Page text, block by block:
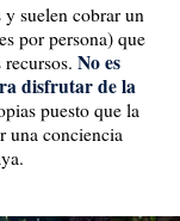
y suelen cobrar un
por persona) que
No es
disfrutar de la
puesto que la
una conciencia